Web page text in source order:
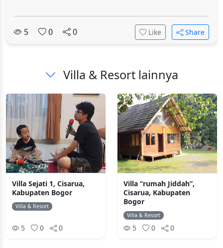
5 0 0 Like Share
Villa & Resort lainnya
Villa Sejati 1, Cisarua,
Kabupaten Bogor
Villa & Resort
5 0 0
Villa “rumah Jiddah”,
Cisarua, Kabupaten
Bogor
Villa & Resort
5 0 0